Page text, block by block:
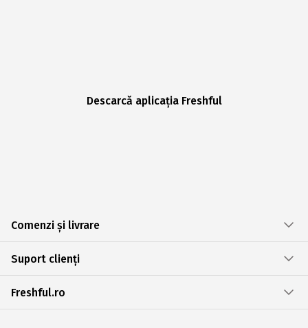
Descarcă aplicația Freshful
Comenzi și livrare
Suport clienți
Freshful.ro